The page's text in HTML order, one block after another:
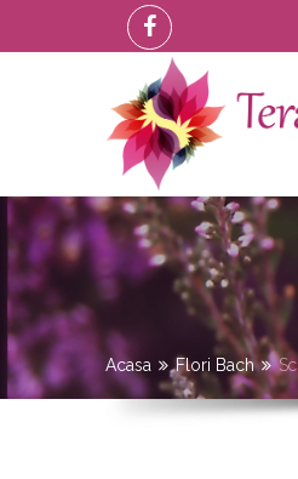
Acasa Flori Bach